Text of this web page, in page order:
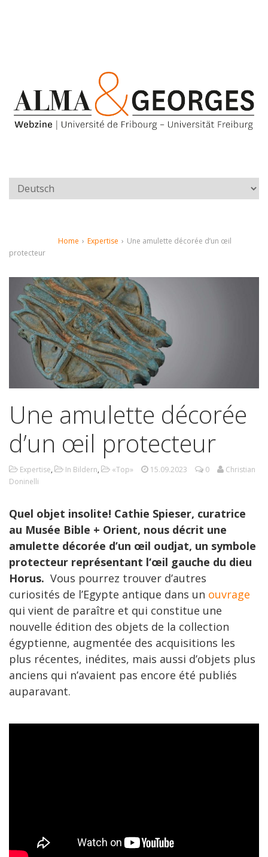
Home › Expertise › Une amulette décorée d’un œil
protecteur
Une amulette décorée
d’un œil protecteur
Expertise, In Bildern, «Top» 15.09.2023 0
Christian
Doninelli
Quel objet insolite! Cathie Spieser, curatrice
au Musée Bible + Orient, nous décrit une
amulette décorée d’un œil oudjat, un symbole
protecteur représentant l‘œil gauche du dieu
Horus. Vous pourrez trouver d’autres
curiosités de l’Egypte antique dans un ouvrage
qui vient de paraître et qui constitue une
nouvelle édition des objets de la collection
égyptienne, augmentée des acquisitions les
plus récentes, inédites, mais aussi d’objets plus
anciens qui n’avaient pas encore été publiés
auparavant.